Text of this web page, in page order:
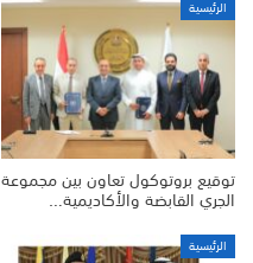
الرئيسية
توقيع بروتوكول تعاون بين مجموعة
الجري القابضة والأكاديمية…
الرئيسية